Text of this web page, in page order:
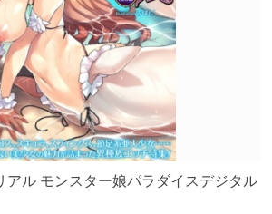
アル モンスター娘パラダイスデジタル